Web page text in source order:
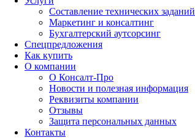
Составление технических заданий
Маркетинг и консалтинг
Бухгалтерский аутсорсинг
Спецпредложения
Как купить
О компании
О Консалт-Про
Новости и полезная информация
Реквизиты компании
Отзывы
Защита персональных данных
Контакты